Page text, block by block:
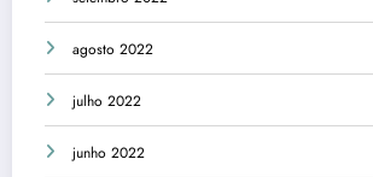
agosto 2022
julho 2022
junho 2022